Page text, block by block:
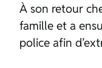
À son retour
famille et a
police afin